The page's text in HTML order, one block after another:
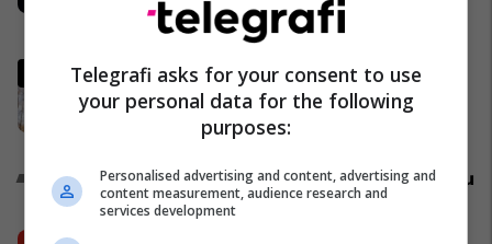
Politikë
Abdixhiku i mbijetoi nismës së
shkarkimit, flet Muhaxheri
Politikë
Promo Reklamo këtu
Telegrafi asks for your consent to use
your personal data for the following
purposes:
Personalised advertising and content, advertising and
content measurement, audience research and
services development